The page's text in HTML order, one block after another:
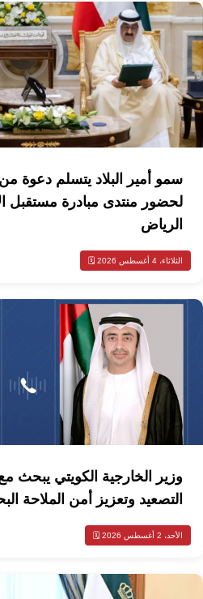
سمو أمير البلاد يتسلم دعوة
الرياض
الثلاثاء، 4 أغسطس 2026 🗓️
وزير الخارجية الكويتي يبحث
التصعيد وتعزيز أمن الملاحة
الأحد، 2 أغسطس 2026 🗓️